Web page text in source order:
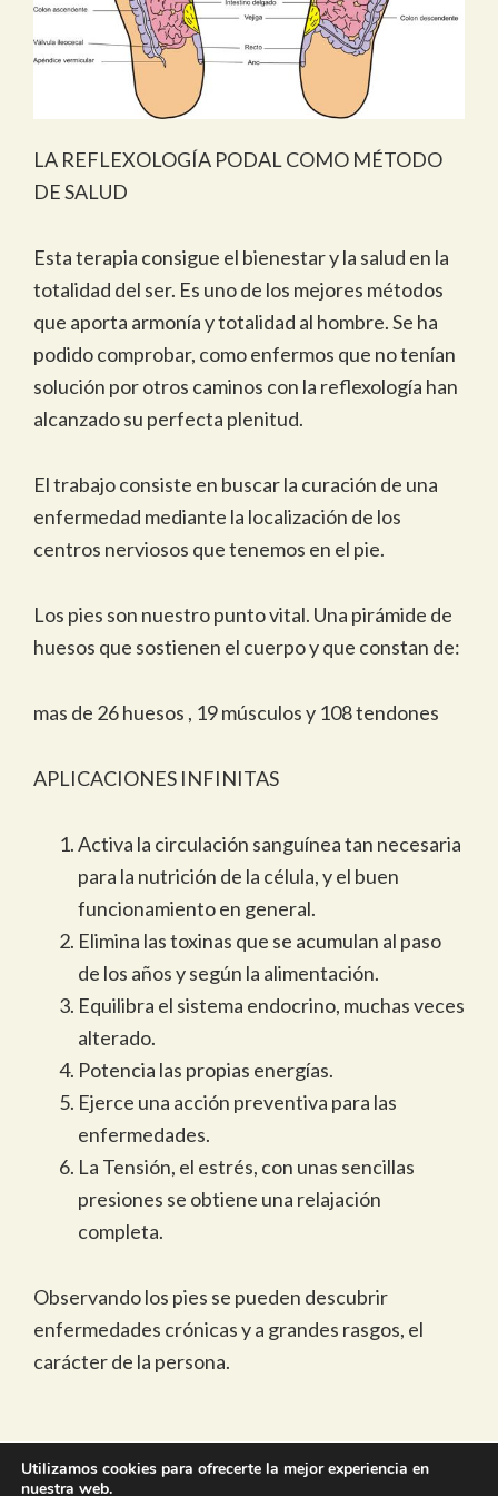
LA REFLEXOLOGÍA PODAL COMO MÉTODO
DE SALUD
Esta terapia consigue el bienestar y la salud en la
totalidad del ser. Es uno de los mejores métodos
que aporta armonía y totalidad al hombre. Se ha
podido comprobar, como enfermos que no tenían
solución por otros caminos con la reflexología han
alcanzado su perfecta plenitud.
El trabajo consiste en buscar la curación de una
enfermedad mediante la localización de los
centros nerviosos que tenemos en el pie.
Los pies son nuestro punto vital. Una pirámide de
huesos que sostienen el cuerpo y que constan de:
mas de 26 huesos , 19 músculos y 108 tendones
APLICACIONES INFINITAS
Activa la circulación sanguínea tan necesaria
para la nutrición de la célula, y el buen
funcionamiento en general.
Elimina las toxinas que se acumulan al paso
de los años y según la alimentación.
Equilibra el sistema endocrino, muchas veces
alterado.
Potencia las propias energías.
Ejerce una acción preventiva para las
enfermedades.
La Tensión, el estrés, con unas sencillas
presiones se obtiene una relajación
completa.
Observando los pies se pueden descubrir
enfermedades crónicas y a grandes rasgos, el
carácter de la persona.
Utilizamos cookies para ofrecerte la mejor experiencia en
nuestra web.